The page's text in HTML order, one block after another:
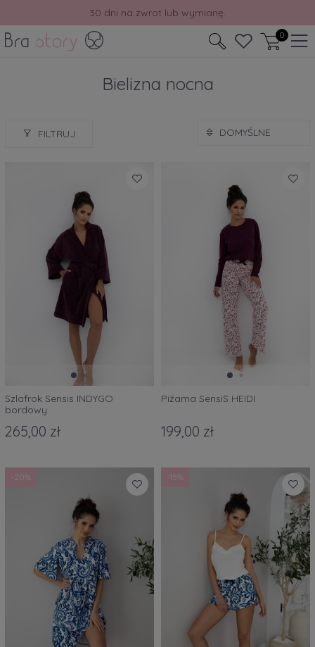
Odbierz rabat -10% na pierwsze zakupy.
0
Bielizna nocna
FILTRUJ
Szlafrok Sensis INDYGO
bordowy
265,00 zł
Piżama SensiS HEIDI
199,00 zł
-20% -15%